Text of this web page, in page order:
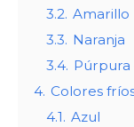
3.2. Amarillo
3.3. Naranja
3.4. Púrpura
4. Colores
4.1. Azul